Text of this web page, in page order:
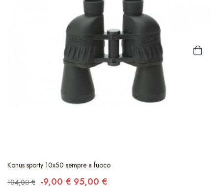
Konus sporty 10x50 sempre a fuoco
104,00 € -9,00 € 95,00 €